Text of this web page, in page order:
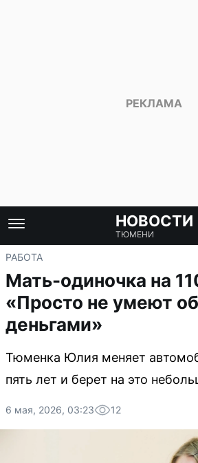
НОВОСТИ
ТЮМЕНИ
РАБОТА
Мать-одиночка на
«Просто не умеют
деньгами»
Тюменка Юлия меняет
пять лет и берет на это
6 мая, 2026, 03:23 12